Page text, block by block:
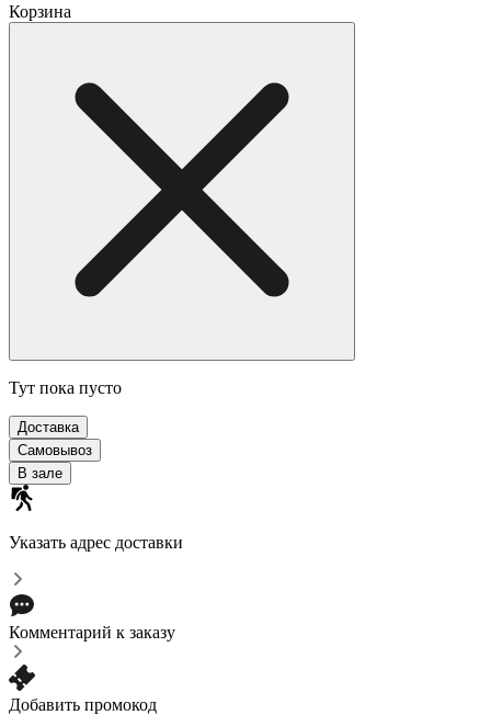
Корзина
Тут пока пусто
Доставка
Самовывоз
В зале
Указать адрес доставки
Комментарий к заказу
Добавить промокод